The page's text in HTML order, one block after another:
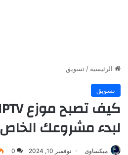
الرئيسية / تسويق
تسويق
لبدء مشروعك الخاص
ميكساوى نوفمبر 10, 2024 0